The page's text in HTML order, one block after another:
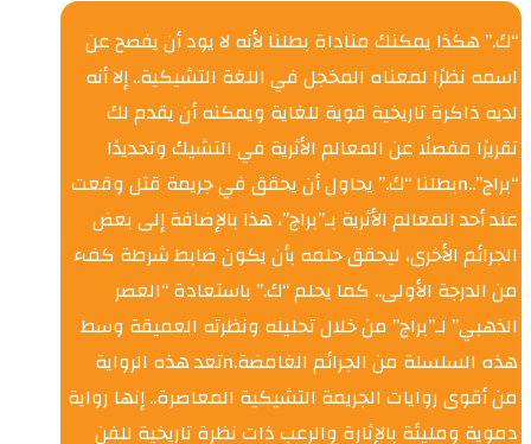
“ك.” هكذا يمكنك مناداة بطلنا لأنه لا يود أن يفصح عن
اسمه نظرًا لمعناه المخجل في اللغة التشيكية.. إلا أنه
لديه ذاكرة تاريخية قوية للغاية ويمكنه أن يقدم لك
تقريرًا مفصلًا عن المعالم الأثرية في التشيك وتحديدًا
“براج”..nبطلنا “ك.” يحاول أن يحقق في جريمة قتل وقعت
عند أحد المعالم الأثرية بـ”براج”، هذا بالإضافة إلى بعض
الجرائم الأخرى، ليحقق حلمه بأن يكون ضابط شرطة كفء
من الدرجة الأولى.. كما يحلم “ك.” باستعادة “العصر
الذهبي” لـ”براج” من خلال تحليله ونظرته العميقة وسط
هذه السلسلة من الجرائم الغامضة.nتعد هذه الرواية
من أقوى روايات الجريمة التشيكية المعاصرة.. إنها رواية
دموية ومليئة بالإثارة والرعب ذات نظرة تاريخية للفن